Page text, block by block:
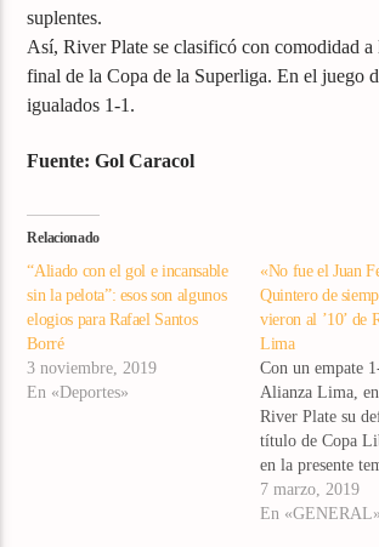
suplentes.
Así, River Plate se clasificó con comodidad a
final de la Copa de la Superliga. En el juego
igualados 1-1.
Fuente: Gol Caracol
Relacionado
“Aliado con el gol e incansable
sin la pelota”: esos son algunos
elogios para Rafael Santos
Borré
3 noviembre, 2019
En «Deportes»
«No fue el Juan
Quintero de
vieron al ’10’ de
Lima
Con un empate
Alianza Lima,
River Plate su
título de Copa
en la presente
la noche de este
Tanto el volante
7 marzo, 2019
En «GENERAL»